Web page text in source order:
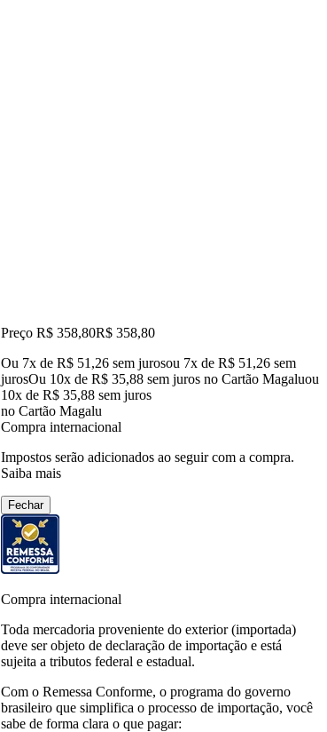
Preço R$ 358,80R$ 358,80
Ou 7x de R$ 51,26 sem jurosou 7x de R$ 51,26 sem
jurosOu 10x de R$ 35,88 sem juros no Cartão Magaluou
10x de R$ 35,88 sem juros
no Cartão Magalu
Compra internacional
Impostos serão adicionados ao seguir com a compra.
Saiba mais
Fechar
Compra internacional
Toda mercadoria proveniente do exterior (importada)
deve ser objeto de declaração de importação e está
sujeita a tributos federal e estadual.
Com o Remessa Conforme, o programa do governo
brasileiro que simplifica o processo de importação, você
sabe de forma clara o que pagar: